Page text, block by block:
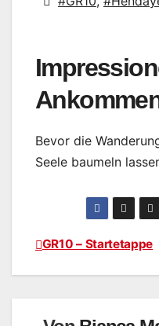
Bevor die
Seele baumeln
GR10 – Startetappe